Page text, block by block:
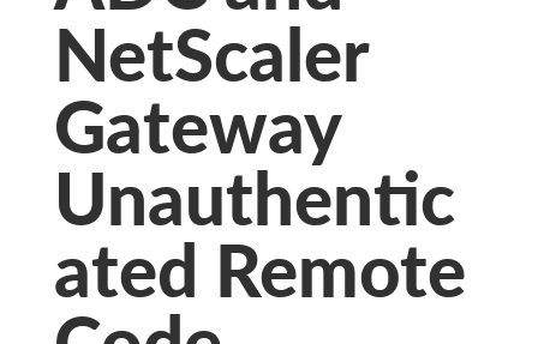
NetScaler
Gateway
Unauthentic
ated Remote